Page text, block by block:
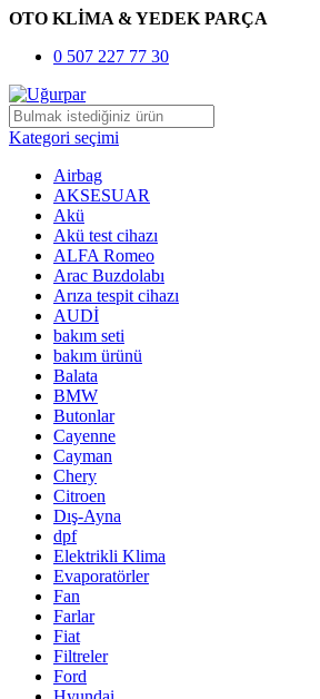
OTO KLİMA & YEDEK PARÇA
0 507 227 77 30
Kategori seçimi
Airbag
AKSESUAR
Akü
Akü test cihazı
ALFA Romeo
Arac Buzdolabı
Arıza tespit cihazı
AUDİ
bakım seti
bakım ürünü
Balata
BMW
Butonlar
Cayenne
Cayman
Chery
Citroen
Dış-Ayna
dpf
Elektrikli Klima
Evaporatörler
Fan
Farlar
Fiat
Filtreler
Ford